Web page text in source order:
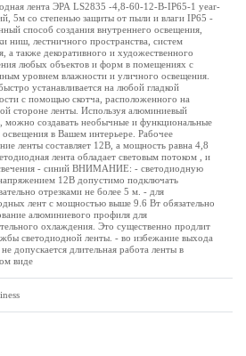
лента ЭРА LS2835 -4,8-60-12-B-IP65-1 year-
5м со степенью защиты от пыли и влаги IP65 -
способ создания внутреннего освещения,
ниш, лестничного пространства, систем
а также декоративного и художественного
любых объектов и форм в помещениях с
уровнем влажности и уличного освещения.
устанавливается на любой гладкой
с помощью скотча, расположенного на
стороне ленты. Используя алюминиевый
можно создавать необычные и функциональные
в Вашем интерьере. Рабочее
ленты составляет 12В, а мощность равна 4,8
лента обладает световым потоком , и
- синий ВНИМАНИЕ: - светодиодную
12В допустимо подключать
отрезками не более 5 м. - для
лент с мощностью выше 9.6 Вт обязательно
алюминиевого профиля для
охлаждения. Это существенно продлит
светодиодной ленты. - во избежание выхода
допускается длительная работа ленты в
виде